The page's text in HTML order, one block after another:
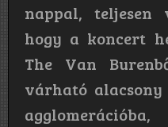
nappal,
hogy a koncert
The Van
várható alacsony